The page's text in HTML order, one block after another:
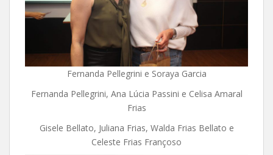
Fernanda Pellegrini e Soraya Garcia
Fernanda Pellegrini, Ana Lúcia Passini e Celisa Amaral
Frias
Gisele Bellato, Juliana Frias, Walda Frias Bellato e
Celeste Frias Françoso